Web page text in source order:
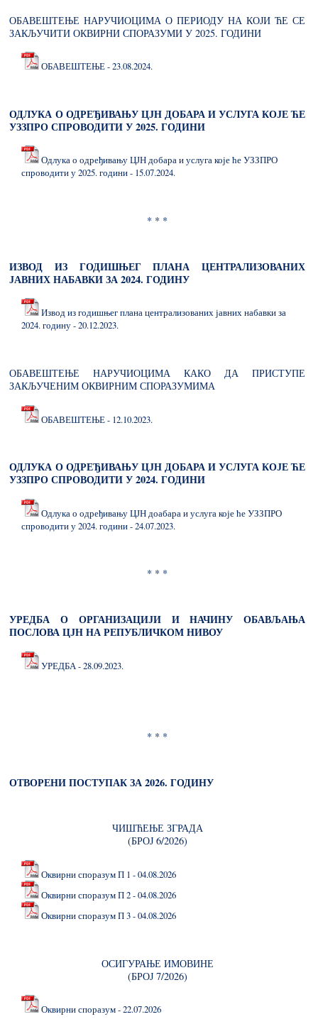
ОБАВЕШТЕЊЕ НАРУЧИОЦИМА О ПЕРИОДУ НА КОЈИ ЋЕ СЕ
ЗАКЉУЧИТИ ОКВИРНИ СПОРАЗУМИ У 2025. ГОДИНИ
ОБАВЕШТЕЊЕ - 23.08.2024.
ОДЛУКА О ОДРЕЂИВАЊУ ЦЈН ДОБАРА И УСЛУГА КОЈЕ ЋЕ
УЗЗПРО СПРОВОДИТИ У 2025. ГОДИНИ
Одлука о одређивању ЦЈН добара и услуга које ће УЗЗПРО
спроводити у 2025. години - 15.07.2024.
* * *
ИЗВОД ИЗ ГОДИШЊЕГ ПЛАНА ЦЕНТРАЛИЗОВАНИХ
ЈАВНИХ НАБАВКИ ЗА 2024. ГОДИНУ
Извод из годишњег плана централизованих јавних набавки за
2024. годину - 20.12.2023.
ОБАВЕШТЕЊЕ НАРУЧИОЦИМА КАКО ДА ПРИСТУПЕ
ЗАКЉУЧЕНИМ ОКВИРНИМ СПОРАЗУМИМА
ОБАВЕШТЕЊЕ - 12.10.2023.
ОДЛУКА О ОДРЕЂИВАЊУ ЦЈН ДОБАРА И УСЛУГА КОЈЕ ЋЕ
УЗЗПРО СПРОВОДИТИ У 2024. ГОДИНИ
Одлука о одређивању ЦЈН доабара и услуга које ће УЗЗПРО
спроводити у 2024. години - 24.07.2023.
* * *
УРЕДБА О ОРГАНИЗАЦИЈИ И НАЧИНУ ОБАВЉАЊА
ПОСЛОВА ЦЈН НА РЕПУБЛИЧКОМ НИВОУ
УРЕДБА - 28.09.2023.
* * *
ОТВОРЕНИ ПОСТУПАК ЗА 2026. ГОДИНУ
ЧИШЋЕЊЕ ЗГРАДА
(БРОЈ 6/2026)
Оквирни споразум П 1 - 04.08.2026
Оквирни споразум П 2 - 04.08.2026
Оквирни споразум П 3 - 04.08.2026
ОСИГУРАЊЕ ИМОВИНЕ
(БРОЈ 7/2026)
Оквирни споразум - 22.07.2026